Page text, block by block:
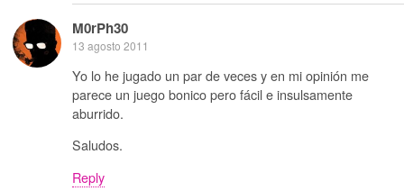
M0rPh30
13 agosto 2011
Yo lo he jugado un par de veces y en mi opinión me
parece un juego bonico pero fácil e insulsamente
aburrido.
Saludos.
Reply